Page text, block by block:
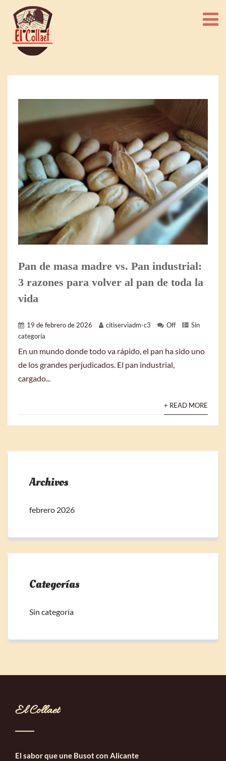
Pan de masa madre vs. Pan industrial:
3 razones para volver al pan de toda la
vida
19 de febrero de 2026 citiserviadm-c3 Off
Sin
categoría
En un mundo donde todo va rápido, el pan ha sido uno
de los grandes perjudicados. El pan industrial,
cargado...
+ READ MORE
Archivos
febrero 2026
Categorías
Sin categoría
El Collaet
El sabor que une Busot con Alicante